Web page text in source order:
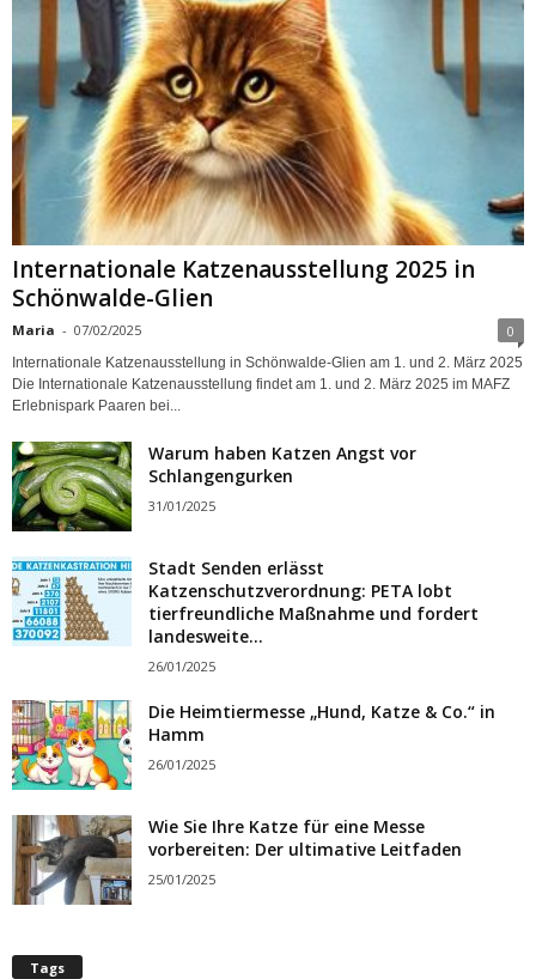
Internationale Katzenausstellung 2025 in
Schönwalde-Glien
Maria - 07/02/2025 0
Internationale Katzenausstellung in Schönwalde-Glien am 1. und 2. März 2025
Die Internationale Katzenausstellung findet am 1. und 2. März 2025 im MAFZ
Erlebnispark Paaren bei...
Warum haben Katzen Angst vor
Schlangengurken
31/01/2025
Stadt Senden erlässt
Katzenschutzverordnung: PETA lobt
tierfreundliche Maßnahme und fordert
landesweite...
26/01/2025
Die Heimtiermesse „Hund, Katze & Co.“ in
Hamm
26/01/2025
Wie Sie Ihre Katze für eine Messe
vorbereiten: Der ultimative Leitfaden
25/01/2025
Tags